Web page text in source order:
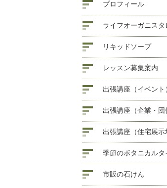
プロフィール
ライフオーガニスタ
リキッドソープ
レッスン募集案内
出張講座（イベント
出張講座（企業・団
出張講座（住宅展示
季節のボタニカルタ
市販の石けん